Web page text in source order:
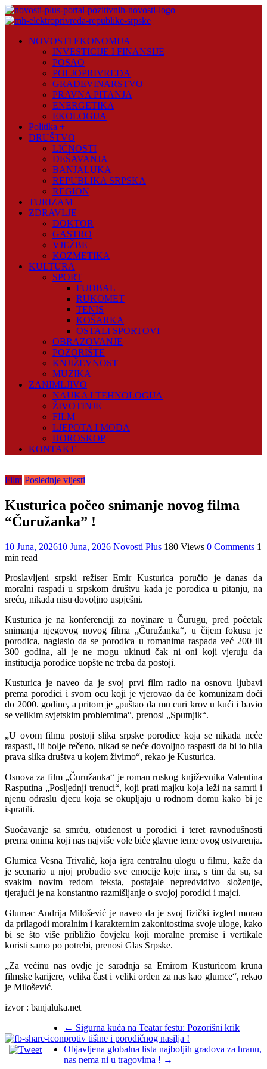
Skip
to
Plus
NOVOSTI EKONOMIJA
INVESTICIJE I FINANSIJE
POSAO
POLJOPRIVREDA
GRAĐEVINARSTVO
PRAVNA PITANJA
ENERGETIKA
EKOLOGIJA
Politika +
DRUŠTVO
LIČNOSTI
DEŠAVANJA
BANJALUKA
REPUBLIKA SRPSKA
REGION
TURIZAM
ZDRAVLJE
DOKTOR
GASTRO
VJEŽBE
KOZMETIKA
KULTURA
SPORT
FUDBAL
RUKOMET
TENIS
KOŠARKA
OSTALI SPORTOVI
OBRAZOVANJE
POZORIŠTE
KNJIŽEVNOST
MUZIKA
ZANIMLJIVO
NAUKA I TEHNOLOGIJA
ŽIVOTINJE
FILM
LJEPOTA I MODA
HOROSKOP
KONTAKT
Film Poslednje vijesti
Kusturica počeo snimanje novog filma
“Čuružanka” !
10 Juna, 202610 Juna, 2026 Novosti Plus 180 Views 0 Comments 1
min read
Proslavljeni srpski režiser Emir Kusturica poručio je danas da
moralni raspadi u srpskom društvu kada je porodica u pitanju, na
sreću, nikada nisu dovoljno uspješni.
Kusturica je na konferenciji za novinare u Čurugu, pred početak
snimanja njegovog novog filma „Čuružanka“, u čijem fokusu je
porodica, naglasio da se porodica u romanima raspada već 200 ili
300 godina, ali je ne mogu ukinuti čak ni oni koji vjeruju da
institucija porodice uopšte ne treba da postoji.
Kusturica je naveo da je svoj prvi film radio na osnovu ljubavi
prema porodici i svom ocu koji je vjerovao da će komunizam doći
do 2000. godine, a pritom je „puštao da mu curi krov u kući i bavio
se velikim svjetskim problemima“, prenosi „Sputnjik“.
„U ovom filmu postoji slika srpske porodice koja se nikada neće
raspasti, ili bolje rečeno, nikad se neće dovoljno raspasti da bi to bila
prava slika društva u kojem živimo“, rekao je Kusturica.
Osnova za film „Čuružanka“ je roman ruskog književnika Valentina
Rasputina „Posljednji trenuci“, koji prati majku koja leži na samrti i
njenu odraslu djecu koja se okupljaju u rodnom domu kako bi je
ispratili.
Suočavanje sa smrću, otuđenost u porodici i teret ravnodušnosti
prema onima koji nas najviše vole biće glavne teme ovog ostvarenja.
Glumica Vesna Trivalić, koja igra centralnu ulogu u filmu, kaže da
je scenario u njoj probudio sve emocije koje ima, s tim da su, sa
svakim novim redom teksta, postajale nepredvidivo složenije,
tjerajući je na konstantno razmišljanje o svojoj porodici i majci.
Glumac Andrija Milošević je naveo da je svoj fizički izgled morao
da prilagodi moralnim i karakternim zakonitostima svoje uloge, kako
bi se što više približio čovjeku koji moralne premise i vertikale
koristi samo po potrebi, prenosi Glas Srpske.
„Za većinu nas ovdje je saradnja sa Emirom Kusturicom kruna
filmske karijere, velika čast i veliki orden za nas kao glumce“, rekao
je Milošević.
izvor : banjaluka.net
← Sigurna kuća na Teatar festu: Pozorišni krik
protiv tišine i porodičnog nasilja !
Objavljena globalna lista najboljih gradova za hranu,
nas nema ni u tragovima ! →